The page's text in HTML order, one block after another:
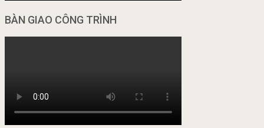
BÀN GIAO CÔNG TRÌNH